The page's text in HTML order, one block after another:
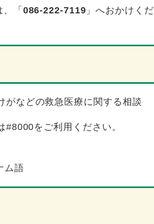
「 086-222-7119 」へおかけくだ
などの救急医療に関する相談
をご利用ください。
ム語